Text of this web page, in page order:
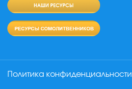
Политика конфиденциальности